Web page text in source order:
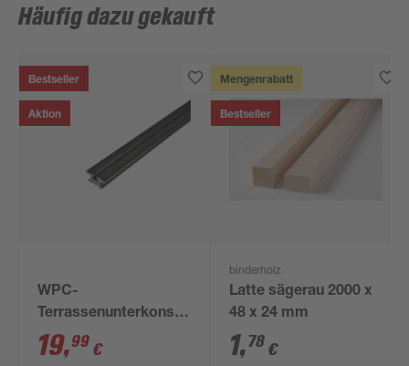
Häufig dazu gekauft
Bestseller
Aktion
WPC-
Terrassenunterkonstruktion
anthrazit 2500 x 60 x
30 mm
19,99 €
Mengenrabatt
Bestseller
binderholz
Latte sägerau 2000 x
48 x 24 mm
1,78 €